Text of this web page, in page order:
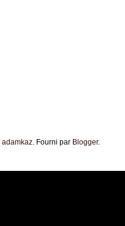
adamkaz. Fourni par Blogger.